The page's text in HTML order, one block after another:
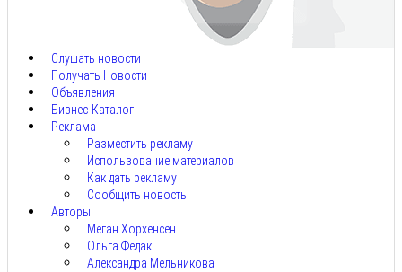
Слушать новости
Получать Новости
Объявления
Бизнес-Каталог
Реклама
Разместить рекламу
Использование материалов
Как дать рекламу
Сообщить новость
Авторы
Меган Хорхенсен
Ольга Федак
Александра Мельникова